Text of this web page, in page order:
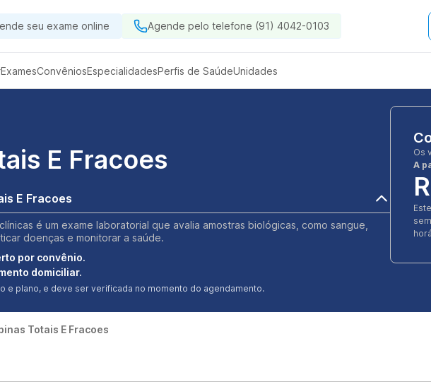
seu exame online Agende pelo telefone (91) 4042-0103
ExamesConvêniosEspecialidadesPerfis de SaúdeUnidades
E Fracoes
E Fracoes
é um exame laboratorial que avalia amostras biológicas, como sangue,
doenças e monitorar a saúde.
por convênio.
domiciliar.
e plano, e deve ser verificada no momento do agendamento.
Os
A
Totais E Fracoes